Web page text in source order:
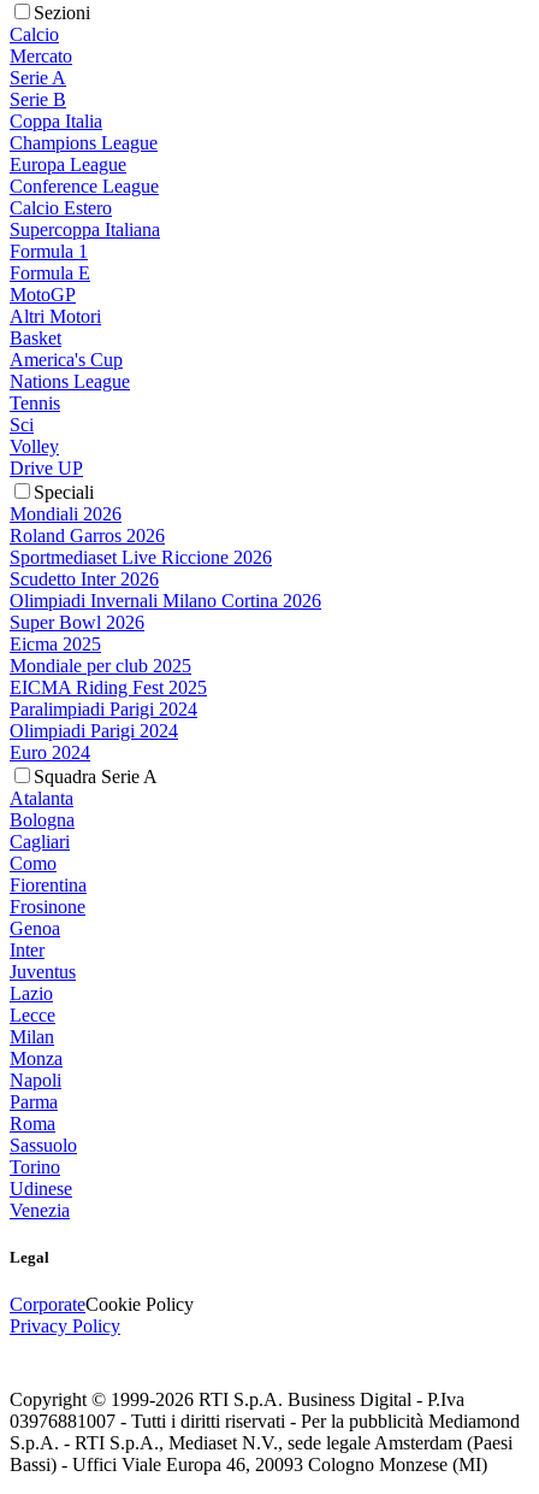
Sezioni
Calcio
Mercato
Serie A
Serie B
Coppa Italia
Champions League
Europa League
Conference League
Calcio Estero
Supercoppa Italiana
Formula 1
Formula E
MotoGP
Altri Motori
Basket
America's Cup
Nations League
Tennis
Sci
Volley
Drive UP
Speciali
Mondiali 2026
Roland Garros 2026
Sportmediaset Live Riccione 2026
Scudetto Inter 2026
Olimpiadi Invernali Milano Cortina 2026
Super Bowl 2026
Eicma 2025
Mondiale per club 2025
EICMA Riding Fest 2025
Paralimpiadi Parigi 2024
Olimpiadi Parigi 2024
Euro 2024
Squadra Serie A
Atalanta
Bologna
Cagliari
Como
Fiorentina
Frosinone
Genoa
Inter
Juventus
Lazio
Lecce
Milan
Monza
Napoli
Parma
Roma
Sassuolo
Torino
Udinese
Venezia
Legal
CorporateCookie Policy
Privacy Policy
Copyright © 1999-2026 RTI S.p.A. Business Digital - P.Iva
03976881007 - Tutti i diritti riservati - Per la pubblicità Mediamond
S.p.A. - RTI S.p.A., Mediaset N.V., sede legale Amsterdam (Paesi
Bassi) - Uffici Viale Europa 46, 20093 Cologno Monzese (MI)